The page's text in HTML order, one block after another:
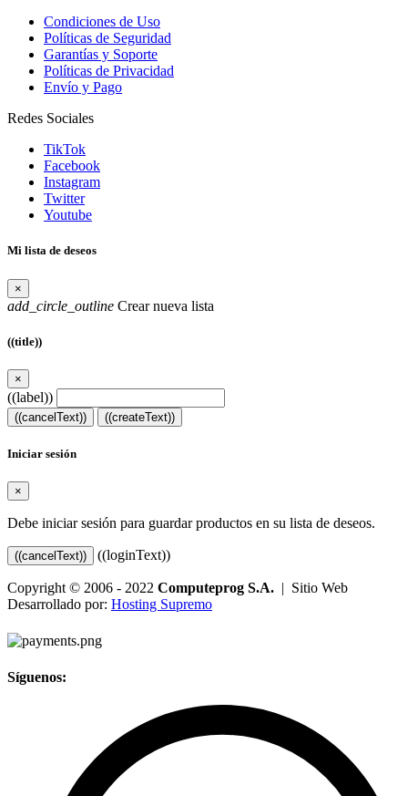
Condiciones de Uso
Políticas de Seguridad
Garantías y Soporte
Políticas de Privacidad
Envío y Pago
Redes Sociales
TikTok
Facebook
Instagram
Twitter
Youtube
Mi lista de deseos
×
add_circle_outline Crear nueva lista
((title))
×
((label))
((cancelText)) ((createText))
Iniciar sesión
×
Debe iniciar sesión para guardar productos en su lista de deseos.
((cancelText)) ((loginText))
Copyright © 2006 - 2022 Computeprog S.A. | Sitio Web
Desarrollado por: Hosting Supremo
Síguenos: